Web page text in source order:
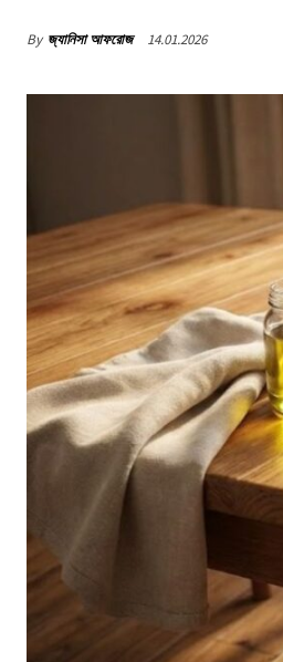
By জ্যানিসা আফরোজ 14.01.2026